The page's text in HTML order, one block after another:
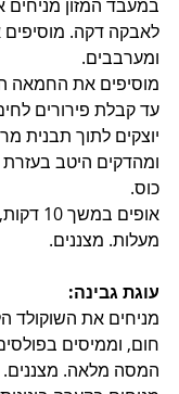
במעבד המזון מניחים
לאבקה דקה.
ומערבבים.
מוסיפים את החמאה
עד קבלת פירורים
יוצקים לתוך תבנית
ומהדקים היטב
כוס.
מעלות. מצננים.
עוגת גבינה:
מניחים את השוקולד
חום, וממיסים
המסה מלאה. מצננים.